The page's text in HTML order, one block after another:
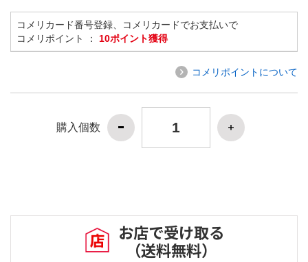
コメリカード番号登録、コメリカードでお支払いで
コメリポイント ： 10ポイント獲得
コメリポイントについて
購入個数
お店で受け取る
（送料無料）